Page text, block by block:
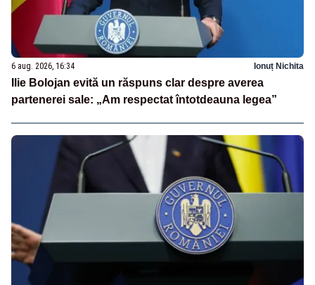
6 aug. 2026, 16:34 Ionuț Nichita
Ilie Bolojan evită un răspuns clar despre averea
partenerei sale: „Am respectat întotdeauna legea”